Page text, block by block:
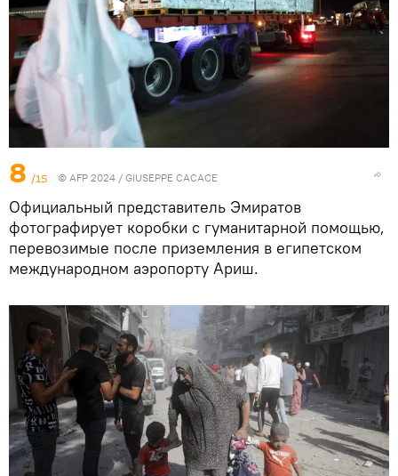
8 /15 © AFP 2024 / GIUSEPPE CACACE
Официальный представитель Эмиратов
фотографирует коробки с гуманитарной помощью,
перевозимые после приземления в египетском
международном аэропорту Ариш.